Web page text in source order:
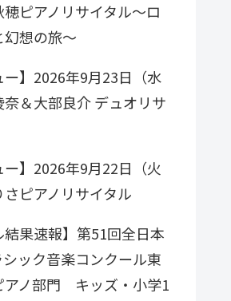
ピアノリサイタル～ロ
想の旅～
ー】2026年9月23日（水
＆大部良介 デュオリサ
ー】2026年9月22日（火
ピアノリサイタル
結果速報】第51回全日本
ック音楽コンクール東
アノ部門 キッズ・小学1